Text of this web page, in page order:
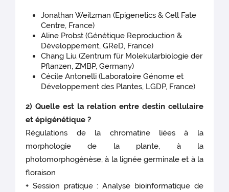
Jonathan Weitzman (Epigenetics & Cell Fate
Centre, France)
Aline Probst (Génétique Reproduction &
Développement, GReD, France)
Chang Liu (Zentrum für Molekularbiologie der
Pflanzen, ZMBP, Germany)
Cécile Antonelli (Laboratoire Génome et
Développement des Plantes, LGDP, France)
2) Quelle est la relation entre destin cellulaire
et épigénétique ?
Régulations de la chromatine liées à la
morphologie de la plante, à la
photomorphogénèse, à la lignée germinale et à la
floraison
+ Session pratique : Analyse bioinformatique de